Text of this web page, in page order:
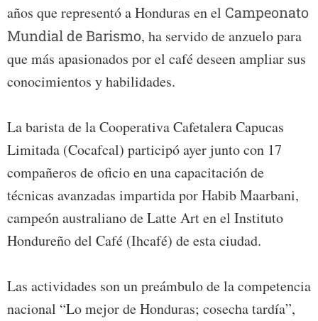
años que representó a Honduras en el Campeonato
Mundial de Barismo, ha servido de anzuelo para
que más apasionados por el café deseen ampliar sus
conocimientos y habilidades.
La barista de la Cooperativa Cafetalera Capucas
Limitada (Cocafcal) participó ayer junto con 17
compañeros de oficio en una capacitación de
técnicas avanzadas impartida por Habib Maarbani,
campeón australiano de Latte Art en el Instituto
Hondureño del Café (Ihcafé) de esta ciudad.
Las actividades son un preámbulo de la competencia
nacional “Lo mejor de Honduras; cosecha tardía”,